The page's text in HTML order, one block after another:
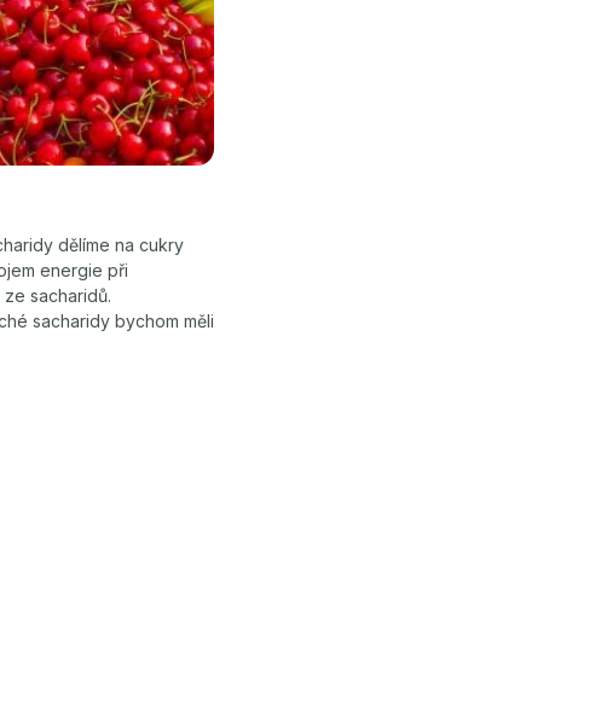
dělíme na cukry
energie při
sacharidů.
sacharidy bychom měli